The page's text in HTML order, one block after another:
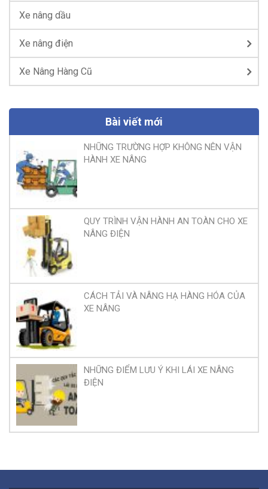
Xe nâng dầu
Xe nâng điện
Xe Nâng Hàng Cũ
Bài viết mới
NHỮNG TRƯỜNG HỢP KHÔNG NÊN VẬN
HÀNH XE NÂNG
QUY TRÌNH VẬN HÀNH AN TOÀN CHO XE
NÂNG ĐIỆN
CÁCH TẢI VÀ NÂNG HẠ HÀNG HÓA CỦA
XE NÂNG
NHỮNG ĐIỂM LƯU Ý KHI LÁI XE NÂNG
ĐIỆN